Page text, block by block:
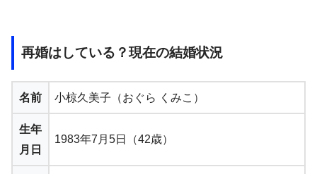
再婚はしている？現在の結婚状況
名前 小椋久美子（おぐら くみこ）
生年
月日
1983年7月5日（42歳）